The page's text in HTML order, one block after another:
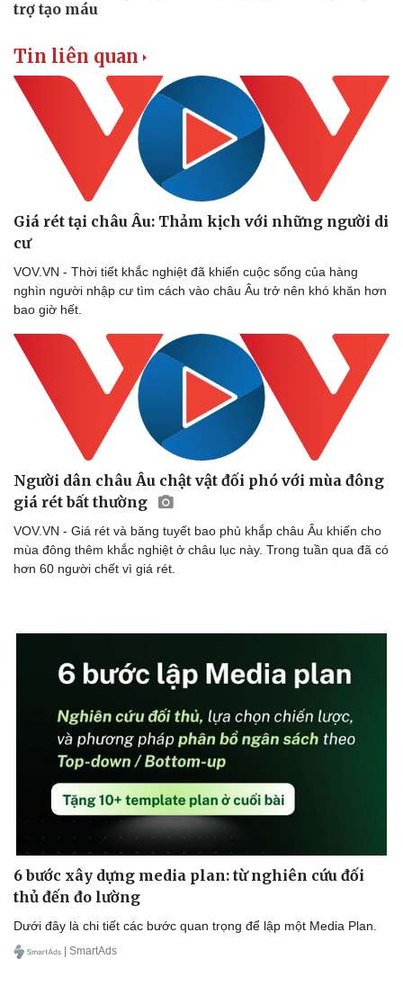
Tin liên quan
Giá rét tại châu Âu: Thảm kịch với những người di
cư
VOV.VN - Thời tiết khắc nghiệt đã khiến cuộc sống của hàng
nghìn người nhập cư tìm cách vào châu Âu trở nên khó khăn hơn
bao giờ hết.
Người dân châu Âu chật vật đối phó với mùa đông
giá rét bất thường
VOV.VN - Giá rét và băng tuyết bao phủ khắp châu Âu khiến cho
mùa đông thêm khắc nghiệt ở châu lục này. Trong tuần qua đã có
hơn 60 người chết vì giá rét.
6 bước xây dựng media plan: từ nghiên cứu đối
thủ đến đo lường
Dưới đây là chi tiết các bước quan trọng để lập một Media Plan.
| SmartAds